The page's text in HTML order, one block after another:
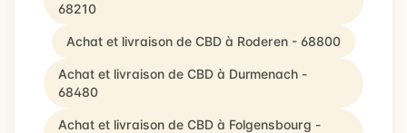
68210
Achat et livraison de CBD à Roderen - 68800
Achat et livraison de CBD à Durmenach -
68480
Achat et livraison de CBD à Folgensbourg -